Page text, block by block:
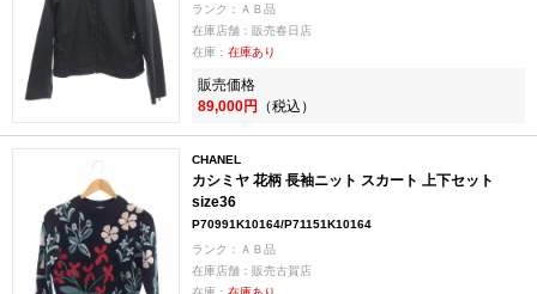
ランク：ＡＢ品
在庫店舗：販売春日店
在庫： 在庫あり
販売価格
89,000円 （税込）
CHANEL
カシミヤ 花柄 長袖ニット スカート 上下セット
size36
P70991K10164/P71151K10164
ランク：ＡＢ品
在庫店舗：販売古賀店